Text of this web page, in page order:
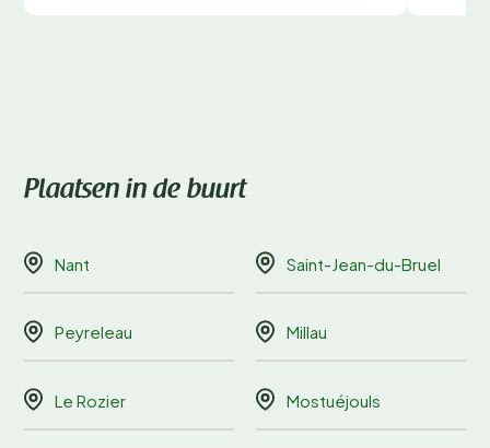
Plaatsen in de buurt
Nant Saint-Jean-du-Bruel
Peyreleau Millau
Le Rozier Mostuéjouls